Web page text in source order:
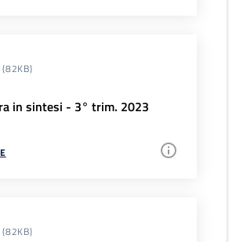
(82KB)
in sintesi - 3° trim. 2023
(82KB)